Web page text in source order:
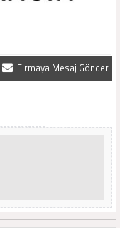
Firmaya Mesaj Gönder